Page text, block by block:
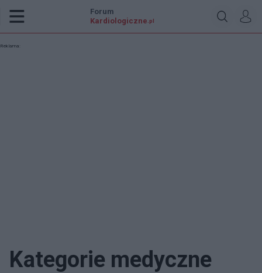
Forum
Kardiologiczne .pl
Reklama:
Kategorie medyczne